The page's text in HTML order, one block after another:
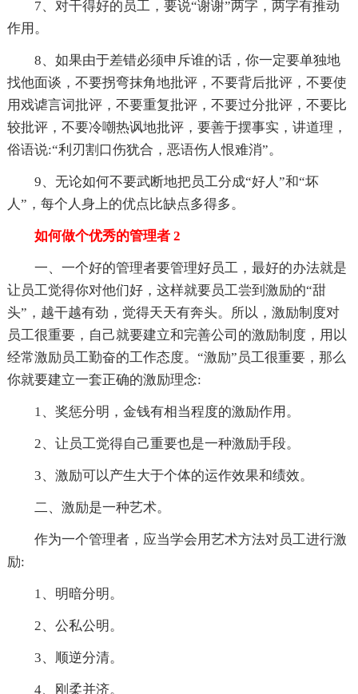
7、对干得好的员工，要说“谢谢”两字，两字有推动
作用。
8、如果由于差错必须申斥谁的话，你一定要单独地
找他面谈，不要拐弯抹角地批评，不要背后批评，不要使
用戏谑言词批评，不要重复批评，不要过分批评，不要比
较批评，不要冷嘲热讽地批评，要善于摆事实，讲道理，
俗语说:“利刃割口伤犹合，恶语伤人恨难消”。
9、无论如何不要武断地把员工分成“好人”和“坏
人”，每个人身上的优点比缺点多得多。
如何做个优秀的管理者 2
一、一个好的管理者要管理好员工，最好的办法就是
让员工觉得你对他们好，这样就要员工尝到激励的“甜
头”，越干越有劲，觉得天天有奔头。所以，激励制度对
员工很重要，自己就要建立和完善公司的激励制度，用以
经常激励员工勤奋的工作态度。“激励”员工很重要，那么
你就要建立一套正确的激励理念:
1、奖惩分明，金钱有相当程度的激励作用。
2、让员工觉得自己重要也是一种激励手段。
3、激励可以产生大于个体的运作效果和绩效。
二、激励是一种艺术。
作为一个管理者，应当学会用艺术方法对员工进行激
励:
1、明暗分明。
2、公私公明。
3、顺逆分清。
4、刚柔并济。